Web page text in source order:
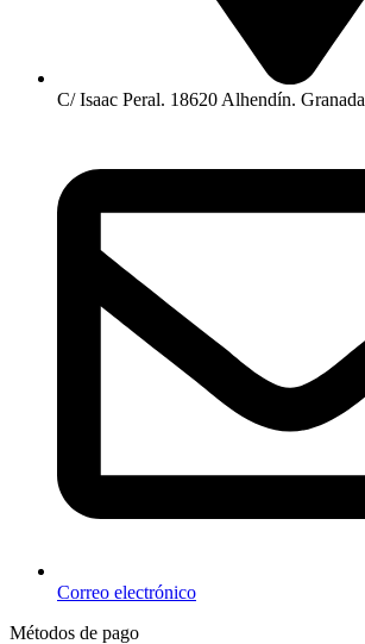
C/ Isaac Peral. 18620 Alhendín. Granada
Correo electrónico
Métodos de pago